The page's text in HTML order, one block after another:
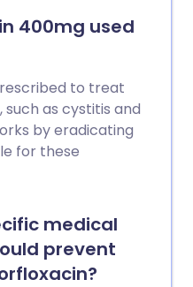
400mg used
to treat
as cystitis and
by eradicating
for these
medical
prevent